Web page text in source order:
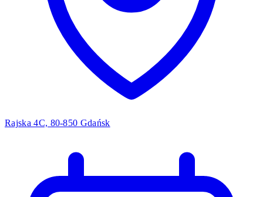
Rajska 4C, 80-850 Gdańsk